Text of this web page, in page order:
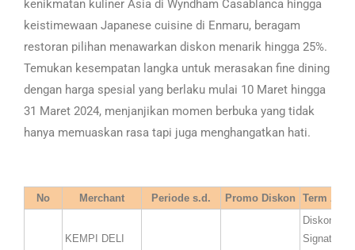
kenikmatan kuliner Asia di Wyndham Casablanca hingga
keistimewaan Japanese cuisine di Enmaru, beragam
restoran pilihan menawarkan diskon menarik hingga 25%.
Temukan kesempatan langka untuk merasakan fine dining
dengan harga spesial yang berlaku mulai 10 Maret hingga
31 Maret 2024, menjanjikan momen berbuka yang tidak
hanya memuaskan rasa tapi juga menghangatkan hati.
No Merchant Periode s.d. Promo Diskon Term And
KEMPI DELI
Diskon
Signature